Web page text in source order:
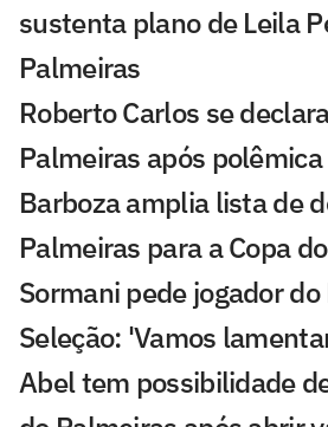
sustenta plano de Leila
Palmeiras
Roberto Carlos se
Palmeiras após polêmica
Barboza amplia lista de
Palmeiras para a Copa
Sormani pede jogador
Seleção: 'Vamos
Abel tem possibilidade